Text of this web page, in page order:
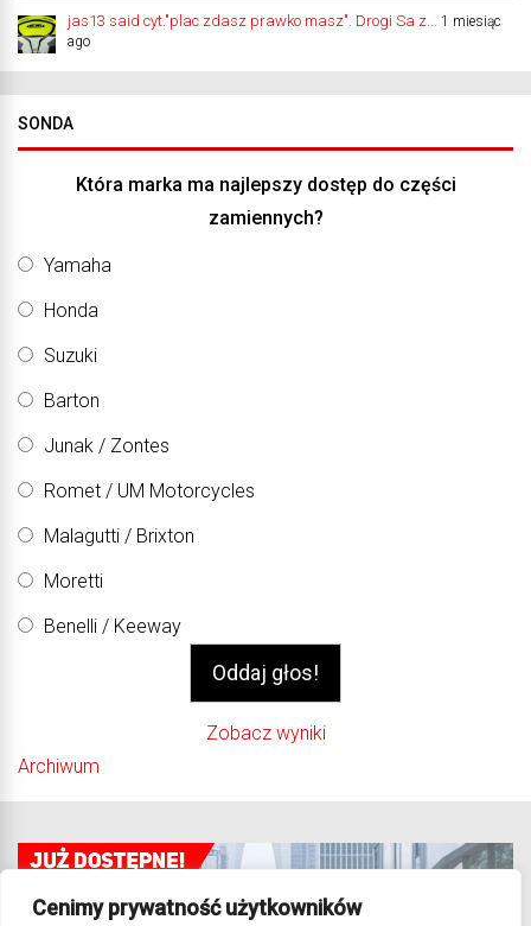
Cenimy prywatność użytkowników
jas13 said cyt."plac zdasz prawko masz". Drogi Sa z... 1 miesiąc
ago
SONDA
Która marka ma najlepszy dostęp do części
zamiennych?
Yamaha
Honda
Suzuki
Barton
Junak / Zontes
Romet / UM Motorcycles
Malagutti / Brixton
Moretti
Benelli / Keeway
Zobacz wyniki
Archiwum